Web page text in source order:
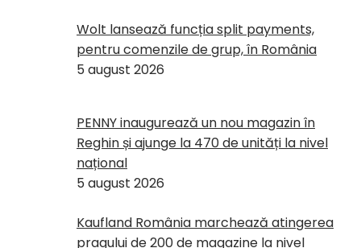
Wolt lansează funcția split payments,
pentru comenzile de grup, în România
5 august 2026
PENNY inaugurează un nou magazin în
Reghin și ajunge la 470 de unități la nivel
național
5 august 2026
Kaufland România marchează atingerea
pragului de 200 de magazine la nivel